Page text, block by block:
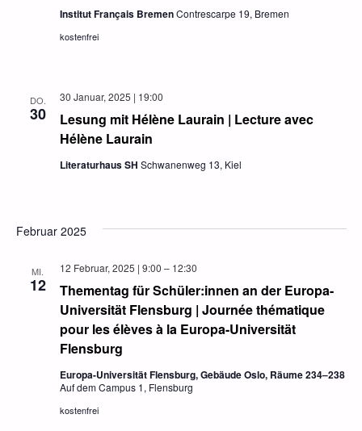
Institut Français BremenContrescarpe 19, Bremen
kostenfrei
DO.
30
Lesung mit Hélène Laurain | Lecture avec
Hélène Laurain
30 Januar, 2025 | 19:00
Literaturhaus SH Schwanenweg 13, Kiel
Februar 2025
MI.
12
Thementag für Schüler:innen an der Europa-
Universität Flensburg | Journée thématique
pour les élèves à la Europa-Universität
Flensburg
12 Februar, 2025 | 9:00 – 12:30
Europa-Universität Flensburg, Gebäude Oslo, Räume 234–238
Auf dem Campus 1, Flensburg
kostenfrei